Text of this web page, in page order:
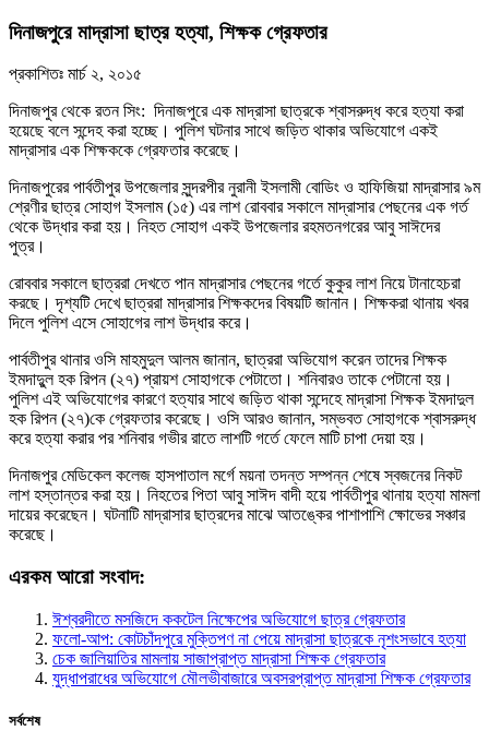
দিনাজপুরে মাদ্রাসা ছাত্র হত্যা, শিক্ষক গ্রেফতার
প্রকাশিতঃ মার্চ ২, ২০১৫
দিনাজপুর থেকে রতন সিং: দিনাজপুরে এক মাদ্রাসা ছাত্রকে শ্বাসরুদ্ধ করে হত্যা করা
হয়েছে বলে সন্দেহ করা হচ্ছে। পুলিশ ঘটনার সাথে জড়িত থাকার অভিযোগে একই
মাদ্রাসার এক শিক্ষককে গ্রেফতার করেছে।
দিনাজপুরের পার্বতীপুর উপজেলার সুন্দরপীর নুরানী ইসলামী বোডিং ও হাফিজিয়া মাদ্রাসার ৯ম
শ্রেণীর ছাত্র সোহাগ ইসলাম (১৫) এর লাশ রোববার সকালে মাদ্রাসার পেছনের এক গর্ত
থেকে উদ্ধার করা হয়। নিহত সোহাগ একই উপজেলার রহমতনগরের আবু সাঈদের
পুত্র।
রোববার সকালে ছাত্ররা দেখতে পান মাদ্রাসার পেছনের গর্তে কুকুর লাশ নিয়ে টানাহেচরা
করছে। দৃশ্যটি দেখে ছাত্ররা মাদ্রাসার শিক্ষকদের বিষয়টি জানান। শিক্ষকরা থানায় খবর
দিলে পুলিশ এসে সোহাগের লাশ উদ্ধার করে।
পার্বতীপুর থানার ওসি মাহমুদুল আলম জানান, ছাত্ররা অভিযোগ করেন তাদের শিক্ষক
ইমদাদুুল হক রিপন (২৭) প্রায়শ সোহাগকে পেটাতো। শনিবারও তাকে পেটানো হয়।
পুলিশ এই অভিযোগের কারণে হত্যার সাথে জড়িত থাকা সন্দেহে মাদ্রাসা শিক্ষক ইমদাদুল
হক রিপন (২৭)কে গ্রেফতার করেছে। ওসি আরও জানান, সম্ভবত সোহাগকে শ্বাসরুদ্ধ
করে হত্যা করার পর শনিবার গভীর রাতে লাশটি গর্তে ফেলে মাটি চাপা দেয়া হয়।
দিনাজপুর মেডিকেল কলেজ হাসপাতাল মর্গে ময়না তদন্ত সম্পন্ন শেষে স্বজনের নিকট
লাশ হস্তান্তর করা হয়। নিহতের পিতা আবু সাঈদ বাদী হয়ে পার্বতীপুর থানায় হত্যা মামলা
দায়ের করেছেন। ঘটনাটি মাদ্রাসার ছাত্রদের মাঝে আতঙ্কের পাশাপাশি ক্ষোভের সঞ্চার
করেছে।
এরকম আরো সংবাদ:
ঈশ্বরদীতে মসজিদে ককটেল নিক্ষেপের অভিযোগে ছাত্র গ্রেফতার
ফলো-আপ: কোটচাঁদপুরে মুক্তিপণ না পেয়ে মাদ্রাসা ছাত্রকে নৃশংসভাবে হত্যা
চেক জালিয়াতির মামলায় সাজাপ্রাপ্ত মাদ্রাসা শিক্ষক গ্রেফতার
যুদ্ধাপরাধের অভিযোগে মৌলভীবাজারে অবসরপ্রাপ্ত মাদ্রাসা শিক্ষক গ্রেফতার
সর্বশেষ